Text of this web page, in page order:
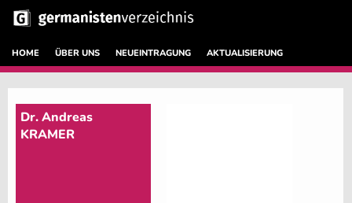
HOME ÜBER UNS NEUEINTRAGUNG AKTUALISIERUNG
Dr. Andreas
KRAMER